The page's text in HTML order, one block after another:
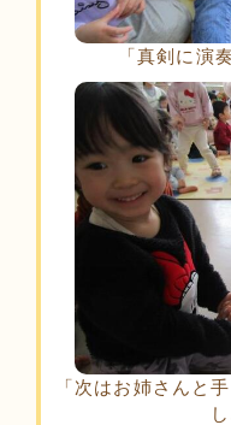
「真剣に演
「次はお姉さんと